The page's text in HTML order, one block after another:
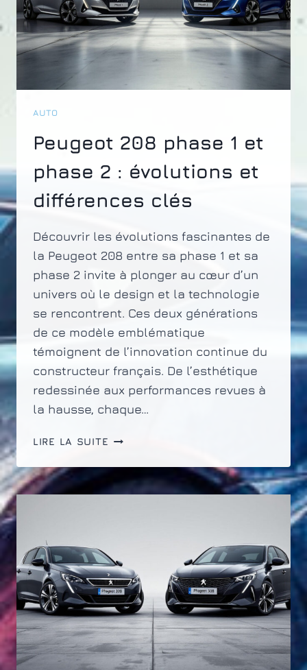
AUTO
Peugeot 208 phase 1 et
phase 2 : évolutions et
différences clés
Découvrir les évolutions fascinantes de
la Peugeot 208 entre sa phase 1 et sa
phase 2 invite à plonger au cœur d’un
univers où le design et la technologie
se rencontrent. Ces deux générations
de ce modèle emblématique
témoignent de l’innovation continue du
constructeur français. De l’esthétique
redessinée aux performances revues à
la hausse, chaque…
LIRE LA SUITE PEUGEOT
PHASE
1
ÉVOLUTIONS
ET
DIFFÉRENCES
CLÉS